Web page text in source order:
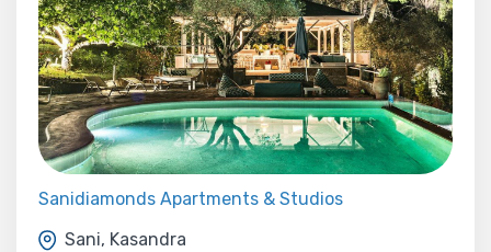
Sanidiamonds Apartments & Studios
Sani, Kasandra